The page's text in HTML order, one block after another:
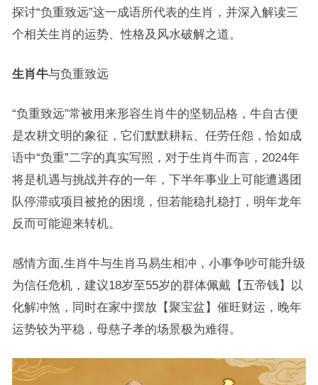
探讨“负重致远”这一成语所代表的生肖，并深入解读三
个相关生肖的运势、性格及风水破解之道。
生肖牛与负重致远
“负重致远”常被用来形容生肖牛的坚韧品格，牛自古便
是农耕文明的象征，它们默默耕耘、任劳任怨，恰如成
语中“负重”二字的真实写照，对于生肖牛而言，2024年
将是机遇与挑战并存的一年，下半年事业上可能遭遇团
队停滞或项目被抢的困境，但若能稳扎稳打，明年龙年
反而可能迎来转机。
感情方面,生肖牛与生肖马易生相冲，小事争吵可能升级
为信任危机，建议18岁至55岁的群体佩戴【五帝钱】以
化解冲煞，同时在家中摆放【聚宝盆】催旺财运，晚年
运势较为平稳，母慈子孝的场景极为难得。